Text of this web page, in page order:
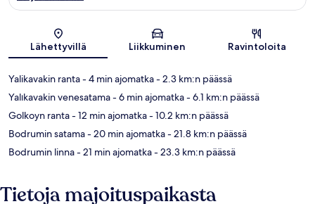
Kartta
Lähettyvillä Liikkuminen Ravintoloita
Yalikavakin ranta- 4 min ajomatka- 2.3 km:n päässä
Yalıkavakin venesatama- 6 min ajomatka- 6.1 km:n päässä
Golkoyn ranta- 12 min ajomatka- 10.2 km:n päässä
Bodrumin satama- 20 min ajomatka- 21.8 km:n päässä
Bodrumin linna- 21 min ajomatka- 23.3 km:n päässä
Tietoja majoituspaikasta